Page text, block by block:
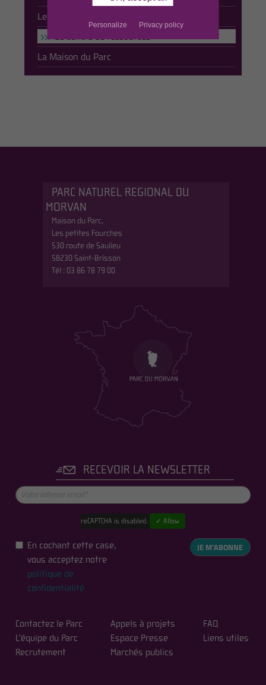
Le conseil associatif et citoyen
Le centre de ressources
La Maison du Parc
PARC NATUREL REGIONAL DU
MORVAN
Maison du Parc,
Les petites Fourches
530 route de Saulieu
58230 Saint-Brisson
Tél : 03 86 78 79 00
RECEVOIR LA NEWSLETTER
reCAPTCHA is disabled. ✓ Allow
En cochant cette case,
vous acceptez notre
politique de
confidentialité
JE M'ABONNE
Contactez le Parc
L'équipe du Parc
Recrutement
Appels à projets
Espace Presse
Marchés publics
FAQ
Liens utiles
Personalize Privacy policy